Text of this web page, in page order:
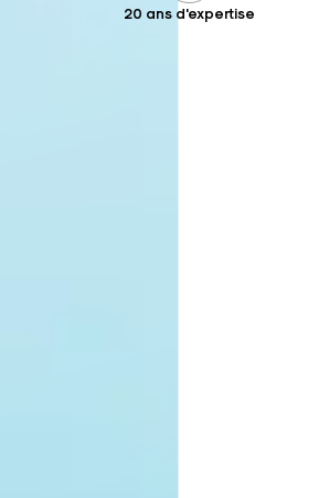
20 ans d'expertise